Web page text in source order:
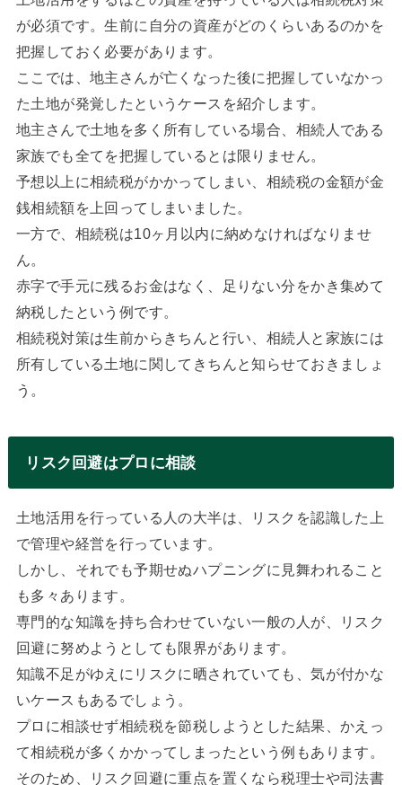
が必須です。生前に自分の資産がどのくらいあるのかを
把握しておく必要があります。
ここでは、地主さんが亡くなった後に把握していなかっ
た土地が発覚したというケースを紹介します。
地主さんで土地を多く所有している場合、相続人である
家族でも全てを把握しているとは限りません。
予想以上に相続税がかかってしまい、相続税の金額が金
銭相続額を上回ってしまいました。
一方で、相続税は10ヶ月以内に納めなければなりませ
ん。
赤字で手元に残るお金はなく、足りない分をかき集めて
納税したという例です。
相続税対策は生前からきちんと行い、相続人と家族には
所有している土地に関してきちんと知らせておきましょ
う。
リスク回避はプロに相談
土地活用を行っている人の大半は、リスクを認識した上
で管理や経営を行っています。
しかし、それでも予期せぬハプニングに見舞われること
も多々あります。
専門的な知識を持ち合わせていない一般の人が、リスク
回避に努めようとしても限界があります。
知識不足がゆえにリスクに晒されていても、気が付かな
いケースもあるでしょう。
プロに相談せず相続税を節税しようとした結果、かえっ
て相続税が多くかかってしまったという例もあります。
そのため、リスク回避に重点を置くなら税理士や司法書